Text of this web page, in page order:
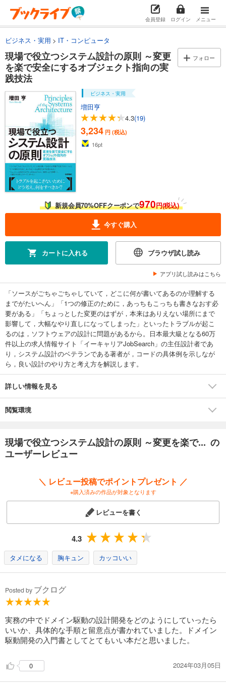
会員登録 ログイン メニュー
ビジネス・実用 IT・コンピュータ
現場で役立つシステム設計の原則 ～変更
を楽で安全にするオブジェクト指向の実
践技法
フォロー
ビジネス・実用
増田亨
4.3(19)
3,234 円 (税込)
16pt
新規会員70%OFFクーポンで970円(税込)
今すぐ購入
カートに入れる ブラウザ試し読み
アプリ試し読みはこちら
「ソースがごちゃごちゃしていて，どこに何が書いてあるのか理解する
までがたいへん」「1つの修正のために，あっちもこっちも書きなおす必
要がある」「ちょっとした変更のはずが，本来はありえない場所にまで
影響して，大幅なやり直しになってしまった」といったトラブルが起こ
るのは，ソフトウェアの設計に問題があるから。日本最大級となる60万
件以上の求人情報サイト「イーキャリアJobSearch」の主任設計者であ
り，システム設計のベテランである著者が，コードの具体例を示しなが
ら，良い設計のやり方と考え方を解説します。
詳しい情報を見る
閲覧環境
現場で役立つシステム設計の原則 ～変更を楽で... の
ユーザーレビュー
＼ レビュー投稿でポイントプレゼント ／
※購入済みの作品が対象となります
レビューを書く
4.3
タメになる 胸キュン カッコいい
Posted by ブクログ
実務の中でドメイン駆動の設計開発をどのようにしていったら
いいか、具体的な手順と留意点が書かれていました。ドメイン
駆動開発の入門書としてとてもいい本だと思いました。
0 2024年03月05日